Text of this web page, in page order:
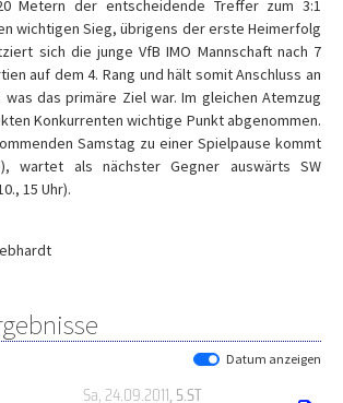
Metern der entscheidende Treffer zum 3:1
wichtigen Sieg, übrigens der erste Heimerfolg
sich die junge VfB IMO Mannschaft nach 7
auf dem 4. Rang und hält somit Anschluss an
das primäre Ziel war. Im gleichen Atemzug
Konkurrenten wichtige Punkt abgenommen.
Samstag zu einer Spielpause kommt
wartet als nächster Gegner auswärts SW
15 Uhr).
Datum anzeigen
Sa, 24.09.2011, 5.ST